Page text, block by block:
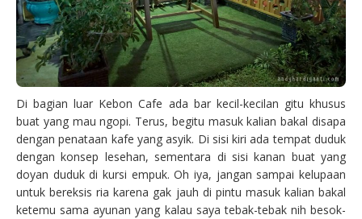
Di bagian luar Kebon Cafe ada bar kecil-kecilan gitu khusus
buat yang mau ngopi. Terus, begitu masuk kalian bakal disapa
dengan penataan kafe yang asyik. Di sisi kiri ada tempat duduk
dengan konsep lesehan, sementara di sisi kanan buat yang
doyan duduk di kursi empuk. Oh iya, jangan sampai kelupaan
untuk bereksis ria karena gak jauh di pintu masuk kalian bakal
ketemu sama ayunan yang kalau saya tebak-tebak nih besok-